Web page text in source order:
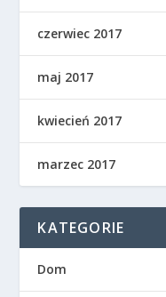
czerwiec 2017
maj 2017
kwiecień 2017
marzec 2017
KATEGORIE
Dom